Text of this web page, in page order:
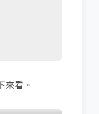
來看。